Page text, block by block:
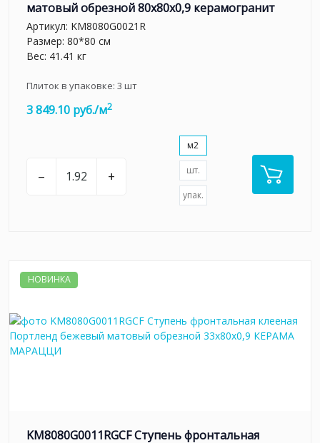
матовый обрезной 80x80x0,9 керамогранит
Артикул: KM8080G0021R
Размер: 80*80 см
Вес: 41.41 кг
Плиток в упаковке: 3 шт
3 849.10 руб./м2
– +
м2
шт.
упак.
НОВИНКА
KM8080G0011RGCF Ступень фронтальная